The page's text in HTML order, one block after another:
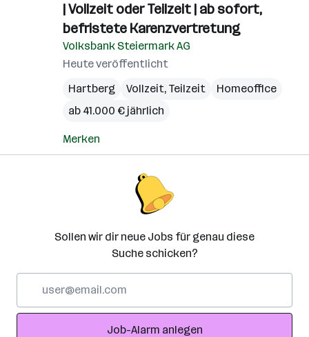
| Vollzeit oder Teilzeit | ab sofort,
befristete Karenzvertretung
Volksbank Steiermark AG
Heute veröffentlicht
Hartberg
Vollzeit, Teilzeit
Homeoffice
ab 41.000 € jährlich
Merken
Sollen wir dir neue Jobs für genau diese
Suche schicken?
Adresse
Job-Alarm anlegen